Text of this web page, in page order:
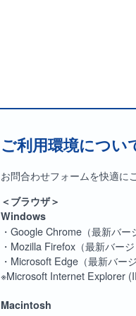
ご利用環境につい
お問合わせフォームを快適に
＜ブラウザ＞
Windows
・Google Chrome（最新バー
・Mozilla Firefox（最新バー
・Microsoft Edge（最新バー
※Microsoft Internet Explorer
Macintosh